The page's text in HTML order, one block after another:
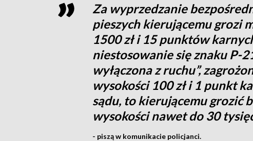
Za wyprzedzanie
pieszych kierującemu grozi
1500 zł i 15 punktów
niestosowanie się znaku P-
wyłączona z ruchu”,
wysokości 100 zł i 1 punkt
sądu, to kierującemu grozić
wysokości nawet do 30
- piszą w komunikacie policjanci.